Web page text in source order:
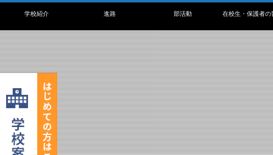
学校紹介 進路 部活動 在校生・保護者の